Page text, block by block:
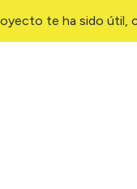
te ha sido útil,